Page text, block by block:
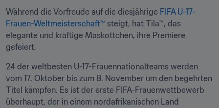
Während die Vorfreude auf die diesjährige FIFA U-17-
Frauen-Weltmeisterschaft™ steigt, hat Tila™, das
elegante und kräftige Maskottchen, ihre Premiere
gefeiert.
24 der weltbesten U-17-Frauennationalteams werden
vom 17. Oktober bis zum 8. November um den begehrten
Titel kämpfen. Es ist der erste FIFA-Frauenwettbewerb
überhaupt, der in einem nordafrikanischen Land